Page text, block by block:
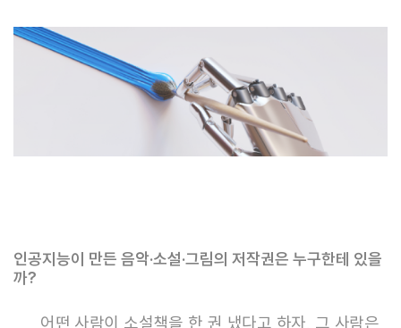
인공지능이 만든 음악·소설·그림의 저작권은 누구한테 있을
까?
어떤 사람이 소설책을 한 권 냈다고 하자. 그 사람은